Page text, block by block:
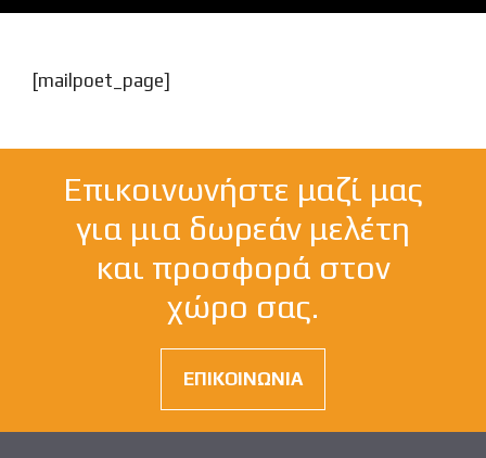
[mailpoet_page]
Επικοινωνήστε μαζί μας
για μια δωρεάν μελέτη
και προσφορά στον
χώρο σας.
ΕΠΙΚΟΙΝΩΝΙΑ